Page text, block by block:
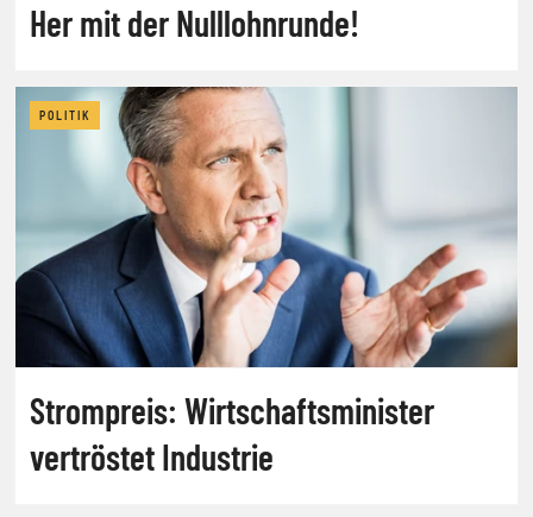
Her mit der Nulllohnrunde!
POLITIK
Strompreis: Wirtschaftsminister
vertröstet Industrie